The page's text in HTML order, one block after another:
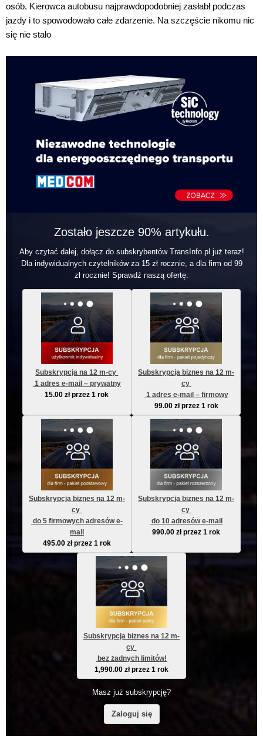
osób. Kierowca autobusu najprawdopodobniej zasłabł podczas
jazdy i to spowodowało całe zdarzenie. Na szczęście nikomu nic
się nie stało
Zostało jeszcze 90% artykułu.
Aby czytać dalej, dołącz do subskrybentów TransInfo.pl już teraz!
Dla indywidualnych czytelników za 15 zł rocznie, a dla firm od 99
zł rocznie! Sprawdź naszą ofertę:
Subskrypcja na 12 m-cy
1 adres e-mail – prywatny
15.00zł przez 1 rok
Subskrypcja biznes na 12 m-
cy
1 adres e-mail – firmowy
99.00 zł przez 1 rok
Subskrypcja biznes na 12 m-
cy
mail
495.00 zł przez 1 rok
Subskrypcja biznes na 12 m-
cy
do 10 adresów e-mail
990.00zł przez 1 rok
Subskrypcja biznes na 12 m-
cy
bez żadnych limitów!
1,990.00 zł przez 1 rok
Masz już subskrypcję?
Zaloguj się